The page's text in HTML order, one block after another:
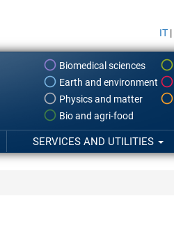
IT |
Biomedical sciences
Earth and environment
Physics and matter
Bio and agri-food
SERVICES AND UTILITIES